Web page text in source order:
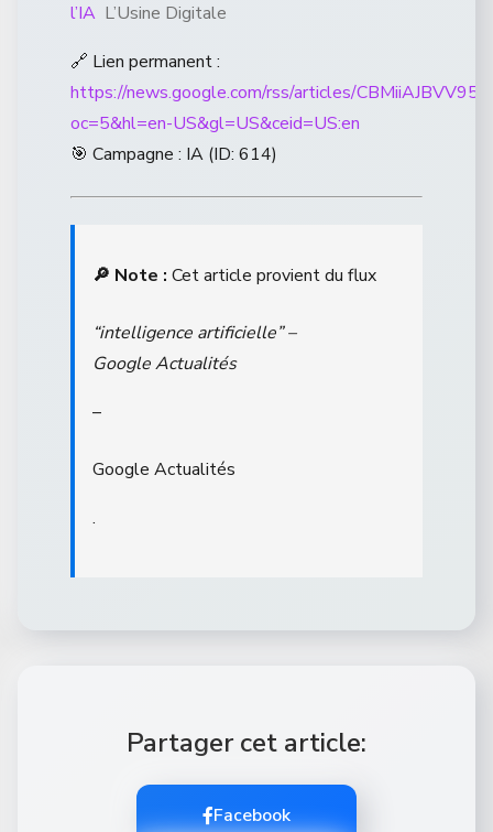
l’IA L’Usine Digitale
🔗 Lien permanent :
https://news.google.com/rss/articles/
oc=5&hl=en-US&gl=US&ceid=US:en
🎯 Campagne : IA (ID: 614)
🔎 Note : Cet article provient du flux
“intelligence artificielle” –
Google Actualités
–
Google Actualités
.
Partager cet article:
Facebook